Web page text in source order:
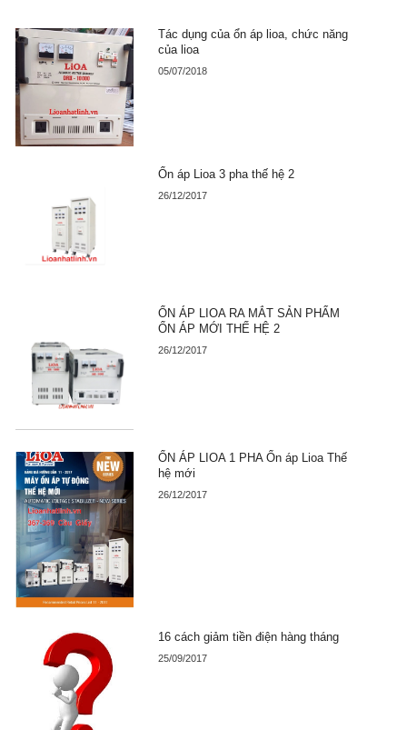
Tác dụng của ổn áp lioa, chức năng
của lioa
05/07/2018
Ổn áp Lioa 3 pha thế hệ 2
26/12/2017
ỔN ÁP LIOA RA MẮT SẢN PHẨM
ỔN ÁP MỚI THẾ HỆ 2
26/12/2017
ỔN ÁP LIOA 1 PHA Ổn áp Lioa Thế
hệ mới
26/12/2017
16 cách giảm tiền điện hàng tháng
25/09/2017